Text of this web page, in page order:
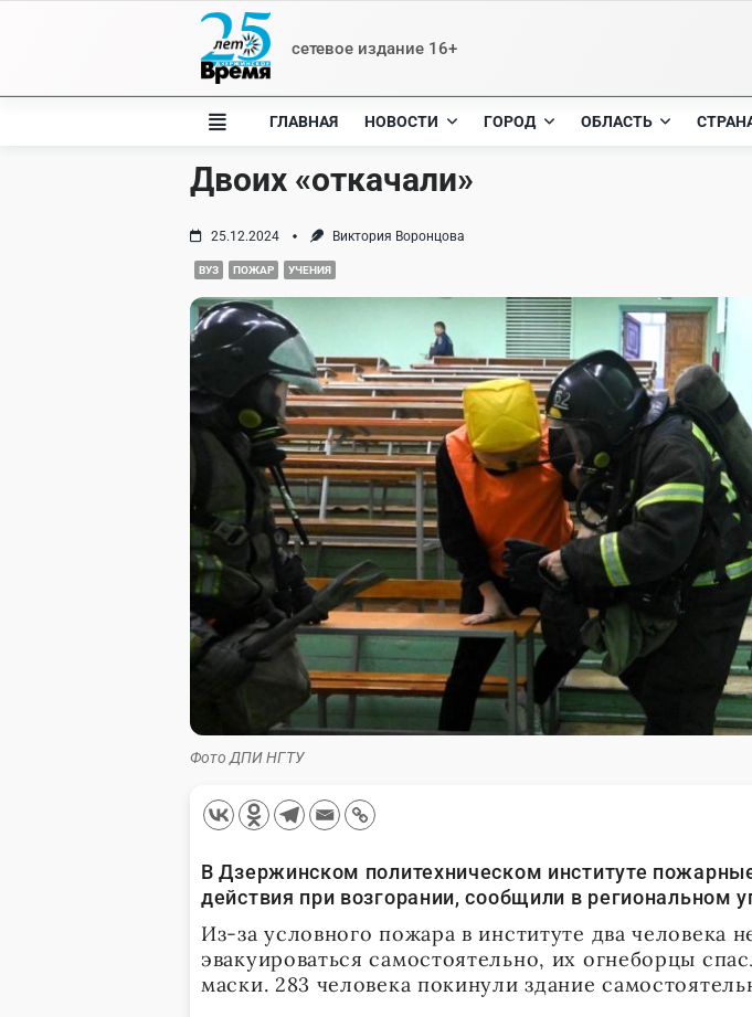
сетевое издание 16+
ГЛАВНАЯ НОВОСТИ ГОРОД ОБЛАСТЬ
Двоих «откачали»
25.12.2024 Виктория Воронцова
ВУЗ ПОЖАР УЧЕНИЯ
Фото ДПИ НГТУ
В Дзержинском политехническом институте
действия при возгорании, сообщили в региональном
Из-за условного пожара в институте два человека
эвакуироваться самостоятельно, их огнеборцы
маски. 283 человека покинули здание